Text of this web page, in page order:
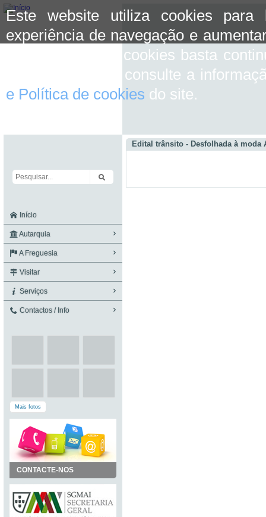
Este website utiliza cookies para
experiência de navegação e
aceitar o uso de cookies basta
mais informação consulte a
e Política de cookies do site.
Início
Autarquia
A Freguesia
Visitar
Serviços
Contactos / Info
Mais fotos
CONTACTE-NOS
Edital trânsito - Desfolhada à moda